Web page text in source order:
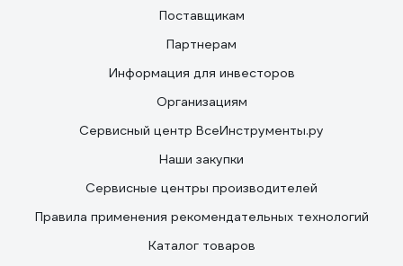
Поставщикам
Партнерам
Информация для инвесторов
Организациям
Сервисный центр ВсеИнструменты.ру
Наши закупки
Сервисные центры производителей
Правила применения рекомендательных технологий
Каталог товаров